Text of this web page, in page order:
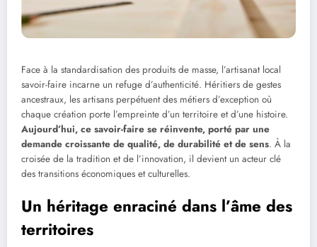
Face à la standardisation des produits de masse, l’artisanat local
savoir-faire incarne un refuge d’authenticité. Héritiers de gestes
ancestraux, les artisans perpétuent des métiers d’exception où
chaque création porte l’empreinte d’un territoire et d’une histoire.
Aujourd’hui, ce savoir-faire se réinvente, porté par une
demande croissante de qualité, de durabilité et de sens. À la
croisée de la tradition et de l’innovation, il devient un acteur clé
des transitions économiques et culturelles.
Un héritage enraciné dans l’âme des
territoires